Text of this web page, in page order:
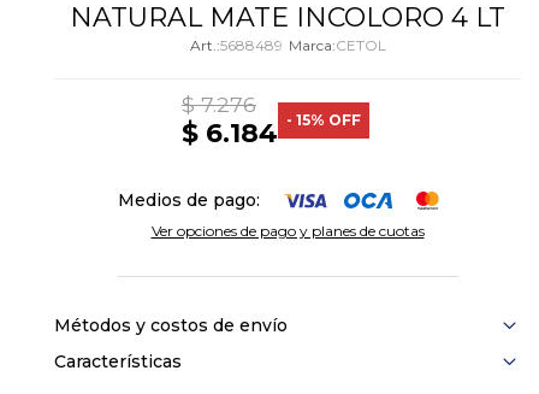
NATURAL MATE INCOLORO 4 LT
5688489 CETOL
$ 6.184
$ 7.276
15
Medios de pago:
Ver opciones de pago y planes de cuotas
Métodos y costos de envío
Características